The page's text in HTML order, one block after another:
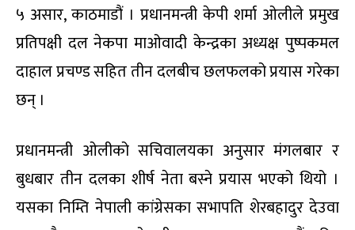
५ असार, काठमाडौं । प्रधानमन्त्री केपी शर्मा ओलीले प्रमुख
प्रतिपक्षी दल नेकपा माओवादी केन्द्रका अध्यक्ष पुष्पकमल
दाहाल प्रचण्ड सहित तीन दलबीच छलफलको प्रयास गरेका
छन् ।
प्रधानमन्त्री ओलीको सचिवालयका अनुसार मंगलबार र
बुधबार तीन दलका शीर्ष नेता बस्ने प्रयास भएको थियो ।
यसका निम्ति नेपाली कांग्रेसका सभापति शेरबहादुर देउवा